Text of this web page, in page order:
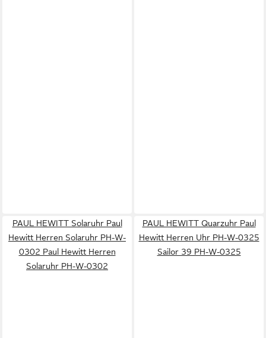
PAUL HEWITT Solaruhr Paul
Hewitt Herren Solaruhr PH-W-
0302 Paul Hewitt Herren
Solaruhr PH-W-0302
PAUL HEWITT Quarzuhr Paul
Hewitt Herren Uhr PH-W-0325
Sailor 39 PH-W-0325